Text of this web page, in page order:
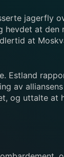
jagerfly
hevdet at
at
Estland
av
og uttalte at